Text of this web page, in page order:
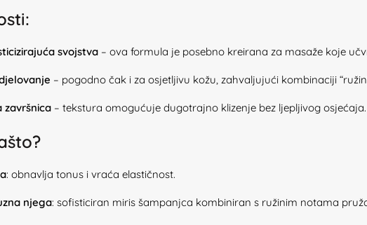
svojstva – ova formula je posebno kreirana za masaže koje
– pogodno čak i za osjetljivu kožu, zahvaljujući kombinaciji
završnica – tekstura omogućuje dugotrajno klizenje bez ljepljivog osjećaja.
: obnavlja tonus i vraća elastičnost.
njega: sofisticiran miris šampanjca kombiniran s ružinim notama